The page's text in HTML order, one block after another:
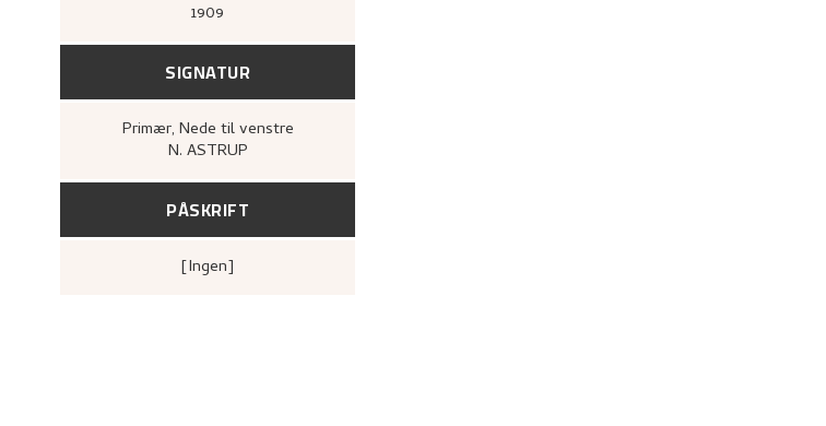
1909
SIGNATUR
Primær, Nede til venstre
N. ASTRUP
PÅSKRIFT
[ingen]